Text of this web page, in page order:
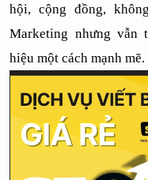
hội, cộng đồng,
Marketing nhưng vẫn
hiệu một cách mạnh mẽ.